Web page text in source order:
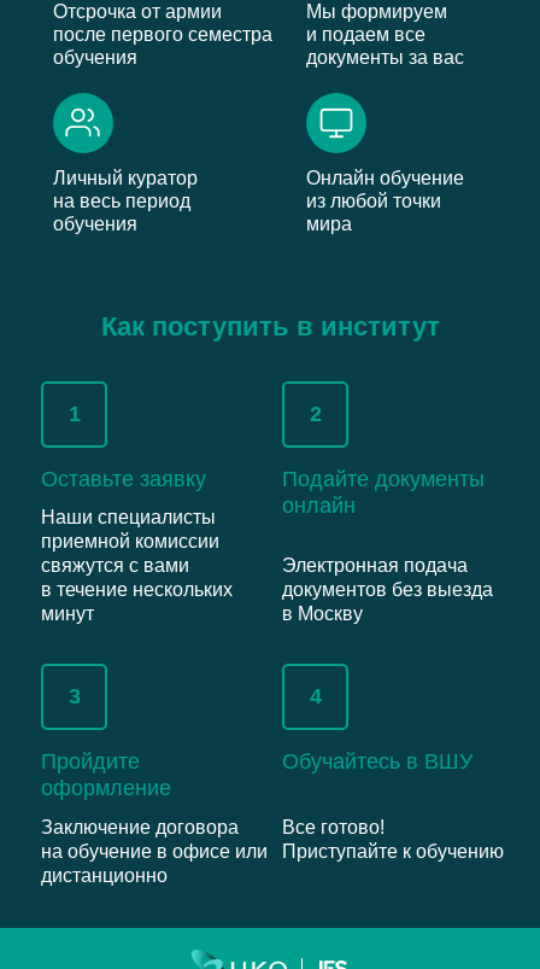
Мы формируем
и подаем все
документы за вас
Отсрочка от армии
после первого семестра
обучения
Личный куратор
на весь период
обучения
Онлайн обучение
из любой точки
мира
Как поступить в институт
Подайте документы
онлайн
Электронная подача
документов без выезда
в Москву
2
Пройдите
оформление
Заключение договора
на обучение в офисе или
дистанционно
3
Оставьте заявку
Наши специалисты
приемной комиссии
свяжутся с вами
в течение нескольких
минут
1
Обучайтесь в ВШУ
Все готово!
Приступайте к обучению
4